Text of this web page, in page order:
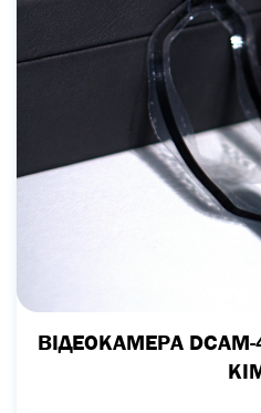
ВІДЕОКАМЕРА